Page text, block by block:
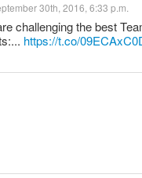
30th, 2016, 6:33 p.m.
challenging the best
https://t.co/